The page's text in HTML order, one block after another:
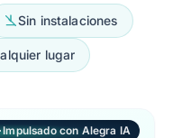
Sin instalaciones
lugar
Impulsado con Alegra IA